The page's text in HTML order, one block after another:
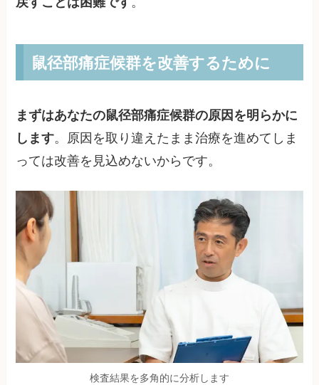
鼠径部痛症候群を改善するために
まずはあなたの鼠径部痛症候群の原因を明らかに
します。原因を取り違えたまま治療を進めてしま
っては改善を見込めないからです。
検査結果を多角的に分析します